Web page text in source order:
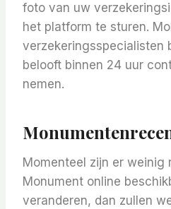
foto van uw
het platform te sturen.
verzekeringsspecialisten
belooft binnen 24 uur
nemen.
Momenteel zijn er weinig
Monument online
veranderen, dan zullen